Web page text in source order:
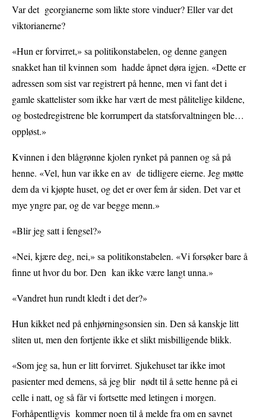
Var det georgianerne som likte store vinduer? Eller var det
viktorianerne?
«Hun er forvirret,» sa politikonstabelen, og denne gangen
snakket han til kvinnen som hadde åpnet døra igjen. «Dette er
adressen som sist var registrert på henne, men vi fant det i
gamle skattelister som ikke har vært de mest pålitelige kildene,
og bostedregistrene ble korrumpert da statsforvaltningen ble…
oppløst.»
Kvinnen i den blågrønne kjolen rynket på pannen og så på
henne. «Vel, hun var ikke en av de tidligere eierne. Jeg møtte
dem da vi kjøpte huset, og det er over fem år siden. Det var et
mye yngre par, og de var begge menn.»
«Blir jeg satt i fengsel?»
«Nei, kjære deg, nei,» sa politikonstabelen. «Vi forsøker bare å
finne ut hvor du bor. Den kan ikke være langt unna.»
«Vandret hun rundt kledt i det der?»
Hun kikket ned på enhjørningsonsien sin. Den så kanskje litt
sliten ut, men den fortjente ikke et slikt misbilligende blikk.
«Som jeg sa, hun er litt forvirret. Sjukehuset tar ikke imot
pasienter med demens, så jeg blir nødt til å sette henne på ei
celle i natt, og så får vi fortsette med letingen i morgen.
Forhåpentligvis kommer noen til å melde fra om en savnet